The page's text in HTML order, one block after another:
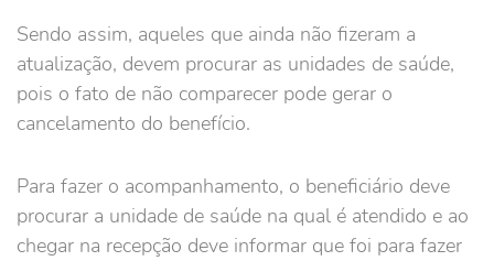
Sendo assim, aqueles que ainda não fizeram a
atualização, devem procurar as unidades de saúde,
pois o fato de não comparecer pode gerar o
cancelamento do benefício.
Para fazer o acompanhamento, o beneficiário deve
procurar a unidade de saúde na qual é atendido e ao
chegar na recepção deve informar que foi para fazer